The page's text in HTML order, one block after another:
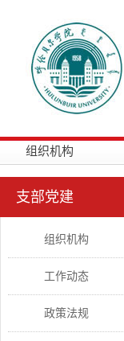
组织机构
支部党建
组织机构
工作动态
政策法规